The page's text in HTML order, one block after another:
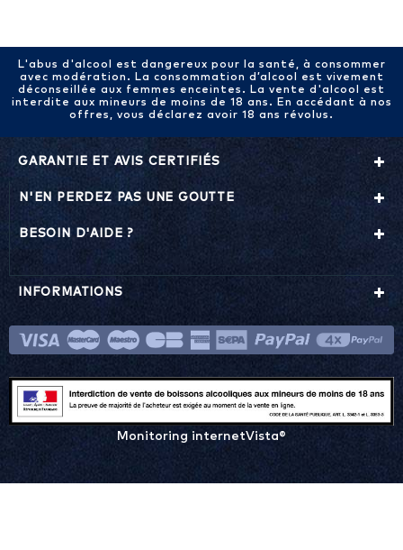
L'abus d'alcool est dangereux pour la santé, à consommer
avec modération. La consommation d’alcool est vivement
déconseillée aux femmes enceintes. La vente d'alcool est
interdite aux mineurs de moins de 18 ans. En accédant à nos
offres, vous déclarez avoir 18 ans révolus.
GARANTIE ET AVIS CERTIFIÉS
N'EN PERDEZ PAS UNE GOUTTE
BESOIN D'AIDE ?
INFORMATIONS
Monitoring internetVista®